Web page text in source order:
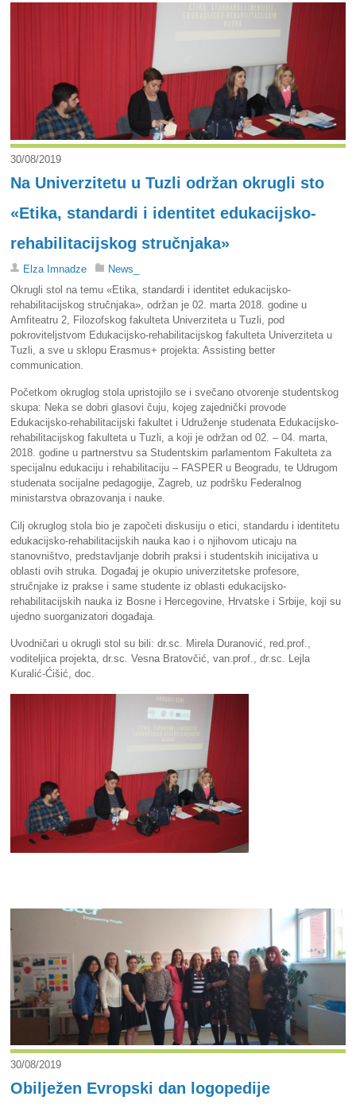
30/08/2019
Na Univerzitetu u Tuzli održan okrugli sto
«Etika, standardi i identitet edukacijsko-
rehabilitacijskog stručnjaka»
Elza Imnadze
News_
Okrugli stol na temu «Etika, standardi i identitet edukacijsko-
rehabilitacijskog stručnjaka», održan je 02. marta 2018. godine u
Amfiteatru 2, Filozofskog fakulteta Univerziteta u Tuzli, pod
pokroviteljstvom Edukacijsko-rehabilitacijskog fakulteta Univerziteta u
Tuzli, a sve u sklopu Erasmus+ projekta: Assisting better
communication.
Početkom okruglog stola upristojilo se i svečano otvorenje studentskog
skupa: Neka se dobri glasovi čuju, kojeg zajednički provode
Edukacijsko-rehabilitacijski fakultet i Udruženje studenata Edukacijsko-
rehabilitacijskog fakulteta u Tuzli, a koji je održan od 02. – 04. marta,
2018. godine u partnerstvu sa Studentskim parlamentom Fakulteta za
specijalnu edukaciju i rehabilitaciju – FASPER u Beogradu, te Udrugom
studenata socijalne pedagogije, Zagreb, uz podršku Federalnog
ministarstva obrazovanja i nauke.
Cilj okruglog stola bio je započeti diskusiju o etici, standardu i identitetu
edukacijsko-rehabilitacijskih nauka kao i o njihovom uticaju na
stanovništvo, predstavljanje dobrih praksi i studentskih inicijativa u
oblasti ovih struka. Događaj je okupio univerzitetske profesore,
stručnjake iz prakse i same studente iz oblasti edukacijsko-
rehabilitacijskih nauka iz Bosne i Hercegovine, Hrvatske i Srbije, koji su
ujedno suorganizatori događaja.
Uvodničari u okrugli stol su bili: dr.sc. Mirela Duranović, red.prof.,
voditeljica projekta, dr.sc. Vesna Bratovčić, van.prof., dr.sc. Lejla
Kuralić-Ćišić, doc.
30/08/2019
Obilježen Evropski dan logopedije